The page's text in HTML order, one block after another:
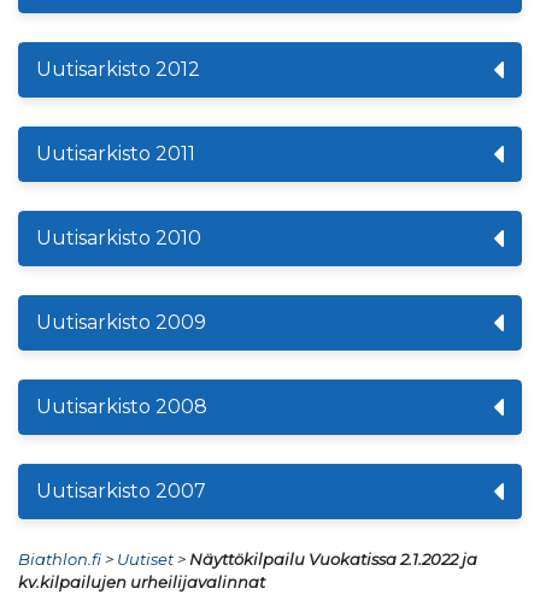
Uutisarkisto 2012
Uutisarkisto 2011
Uutisarkisto 2010
Uutisarkisto 2009
Uutisarkisto 2008
Uutisarkisto 2007
Biathlon.fi> Uutiset> Näyttökilpailu Vuokatissa 2.1.2022 ja
kv.kilpailujen urheilijavalinnat